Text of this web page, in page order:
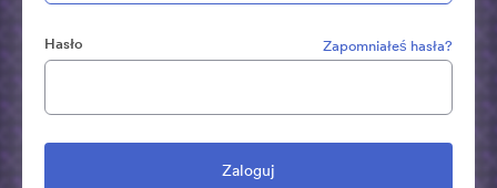
Hasło Zapomniałeś hasła?